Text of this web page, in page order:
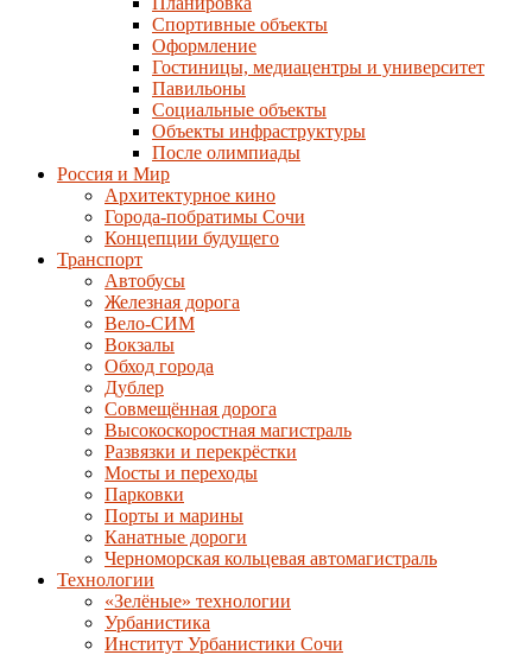
Спортивные объекты
Оформление
Гостиницы, медиацентры и университет
Павильоны
Социальные объекты
Объекты инфраструктуры
После олимпиады
Россия и Мир
Архитектурное кино
Города-побратимы Сочи
Концепции будущего
Транспорт
Автобусы
Железная дорога
Вело-СИМ
Вокзалы
Обход города
Дублер
Совмещённая дорога
Высокоскоростная магистраль
Развязки и перекрёстки
Мосты и переходы
Парковки
Порты и марины
Канатные дороги
Черноморская кольцевая автомагистраль
Технологии
«Зелёные» технологии
Урбанистика
Институт Урбанистики Сочи